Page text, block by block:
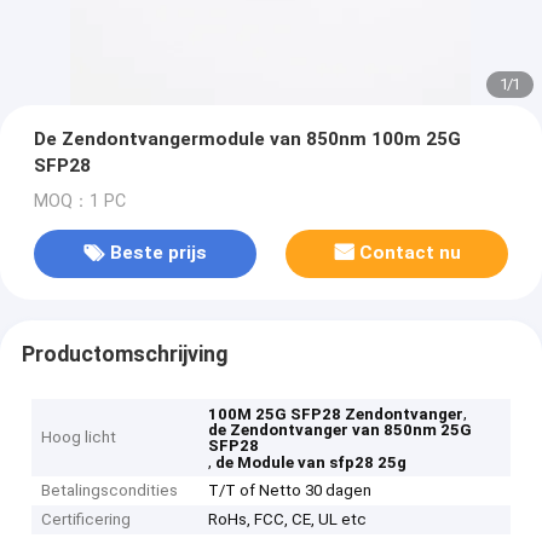
1/1
De Zendontvangermodule van 850nm 100m 25G
SFP28
MOQ：1 PC
Beste prijs Contact nu
Productomschrijving
Hoog licht
100M 25G SFP28 Zendontvanger,
de Zendontvanger van 850nm 25G
SFP28
, de Module van sfp28 25g
Betalingscondities
T/T of Netto 30 dagen
Certificering
RoHs, FCC, CE, UL etc